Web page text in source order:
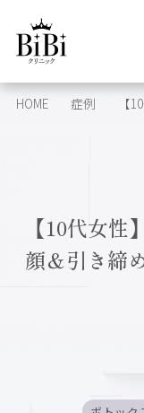
HOME 症例 【
【10代女
顔＆引き締